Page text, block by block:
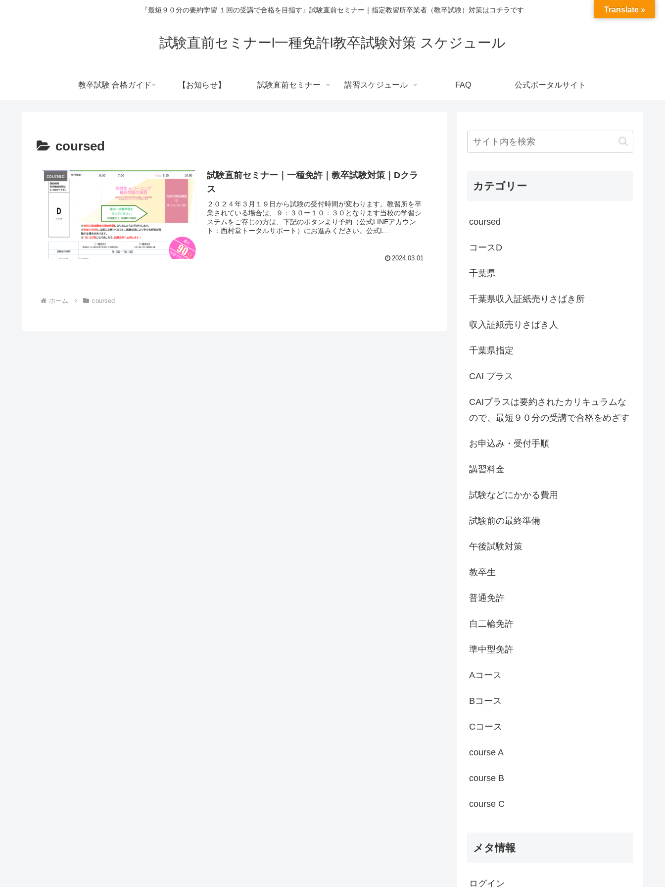
『最短９０分の要約学習 １回の受講で合格を目指す』試験直前セミナー｜指定教習所卒業者（教卒試験）対策はコチラです
試験直前セミナーl一種免許l教卒試験対策 スケジュール
教卒試験 合格ガイド 【お知らせ】 試験直前セミナー 講習スケジュール FAQ 公式ポータルサイト
coursed
coursed
試験直前セミナー｜一種免許｜教卒試験対策｜Dクラ
ス
２０２４年３月１９日から試験の受付時間が変わります。教習所を卒
業されている場合は、９：３０ー１０：３０となります当校の学習シ
ステムをご存じの方は、下記のボタンより予約（公式LINEアカウン
ト：西村堂トータルサポート）にお進みください。公式L...
2024.03.01
ホーム coursed
カテゴリー
coursed
コースD
千葉県
千葉県収入証紙売りさばき所
収入証紙売りさばき人
千葉県指定
CAI プラス
CAIプラスは要約されたカリキュラムな
ので、最短９０分の受講で合格をめざす
お申込み・受付手順
講習料金
試験などにかかる費用
試験前の最終準備
午後試験対策
教卒生
普通免許
自二輪免許
準中型免許
Aコース
Bコース
Cコース
course A
course B
course C
メタ情報
ログイン
Translate »